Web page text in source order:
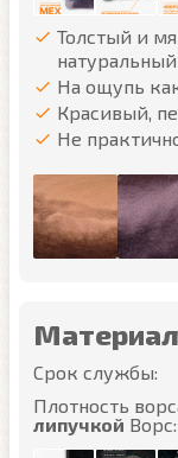
Толстый и
На ощупь
Красивый,
Не
Срок службы:
Плотность
липучкой Ворс: